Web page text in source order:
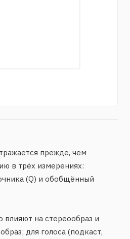
раннее
1
позднее
позднее
позднее
позднее
прежде, чем
в трёх измерениях:
(Q) и обобщённый
на стереообраз и
для голоса (подкаст,